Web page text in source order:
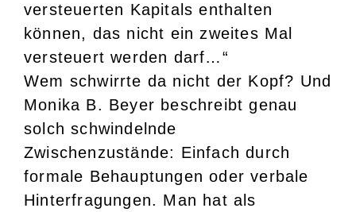
versteuerten Kapitals enthalten
können, das nicht ein zweites Mal
versteuert werden darf…“
Wem schwirrte da nicht der Kopf? Und
Monika B. Beyer beschreibt genau
solch schwindelnde
Zwischenzustände: Einfach durch
formale Behauptungen oder verbale
Hinterfragungen. Man hat als